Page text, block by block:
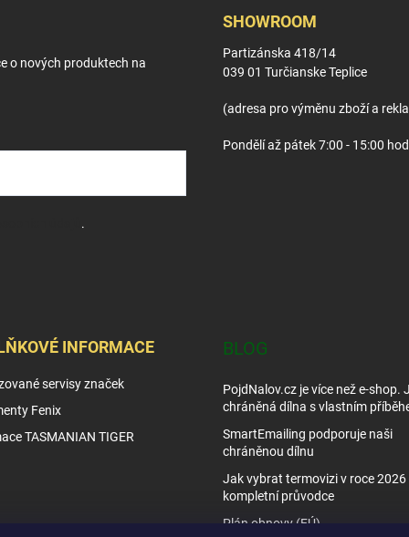
o nových produktech na
.
SHOWROOM
Partizánska 418/14
039 01 Turčianske Teplice
(adresa pro výměnu zboží a
Pondělí až pátek 7:00 - 15:00
INFORMACE
servisy značek
Fenix
TASMANIAN TIGER
BLOG
PojdNalov.cz je více než e-shop.
chráněná dílna s vlastním
SmartEmailing podporuje naši
chráněnou dílnu
Jak vybrat termovizi v roce 2026
kompletní průvodce
Plán obnovy (EÚ)